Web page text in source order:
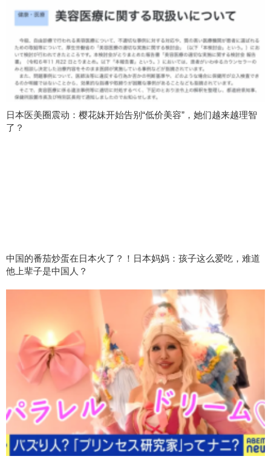
日本医美圈震动：樱花妹开始告别“低价美容”，她们越来越理智
了？
中国的番茄炒蛋在日本火了？！日本妈妈：孩子这么爱吃，难道
他上辈子是中国人？